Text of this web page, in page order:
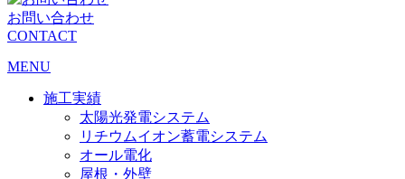
お問い合わせ
CONTACT
MENU
施工実績
太陽光発電システム
リチウムイオン蓄電システム
オール電化
屋根・外壁